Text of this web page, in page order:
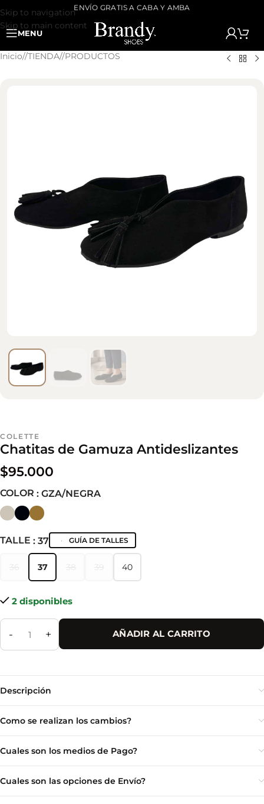
Skip to navigation
Skip to main content
ENVÍO GRATIS A CABA Y AMBA
MENU
Inicio/ TIENDA/ PRODUCTOS
COLETTE
Chatitas de Gamuza Antideslizantes
$95.000
COLOR : GZA/NEGRA
TALLE : 37 GUÍA DE TALLES
37
37 40
40
2 disponibles
- + AÑADIR AL CARRITO
Descripción
Como se realizan los cambios?
Cuales son los medios de Pago?
Cuales son las opciones de Envío?